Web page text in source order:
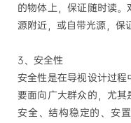
的物体上，保证随时读
源附近，或自带光源，保
3、安全性
安全性是在导视设计过
要面向广大群众的，尤
安全、结构稳定的、安